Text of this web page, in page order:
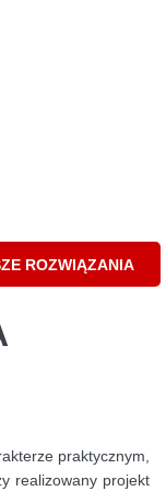
ROZWIĄZANIA
praktycznym,
realizowany projekt